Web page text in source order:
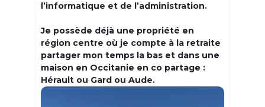
l’informatique et de l’administration.
Je possède déjà une propriété en
région centre où je compte à la retraite
partager mon temps la bas et dans une
maison en Occitanie en co partage :
Hérault ou Gard ou Aude.